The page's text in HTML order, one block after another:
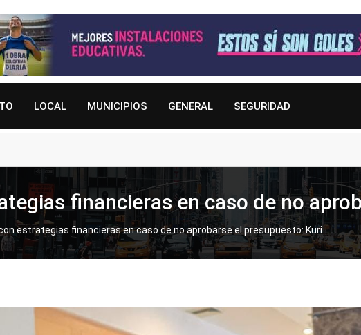
LOCAL MUNICIPIOS GENERAL SEGURIDAD
financieras en caso de no
estrategias financieras en caso de no aprobarse el presupuesto: Kuri